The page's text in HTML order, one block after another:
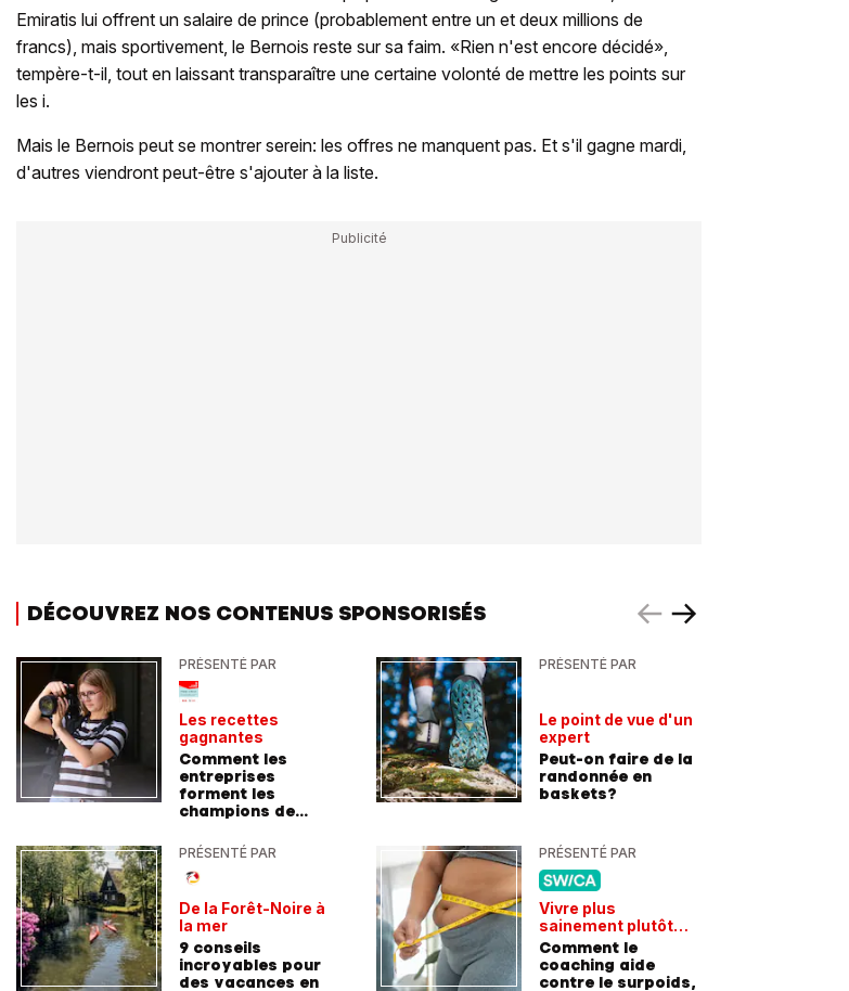
Emiratis lui offrent un salaire de prince (probablement entre un et deux millions de
francs), mais sportivement, le Bernois reste sur sa faim. «Rien n'est encore décidé»,
tempère-t-il, tout en laissant transparaître une certaine volonté de mettre les points sur
les i.
Mais le Bernois peut se montrer serein: les offres ne manquent pas. Et s'il gagne mardi,
d'autres viendront peut-être s'ajouter à la liste.
DÉCOUVREZ NOS CONTENUS SPONSORISÉS
PRÉSENTÉ PAR
Les recettes
gagnantes
Comment les
entreprises
forment les
champions de
PRÉSENTÉ PAR
De la Forêt-Noire à
la mer
9 conseils
incroyables pour
des vacances en
PRÉSENTÉ PAR
Le point de vue d'un
expert
Peut-on faire de la
randonnée en
baskets?
PRÉSENTÉ PAR
Vivre plus
sainement plutôt
qu'avaler des
médicaments
Comment le
coaching aide
contre le surpoids,